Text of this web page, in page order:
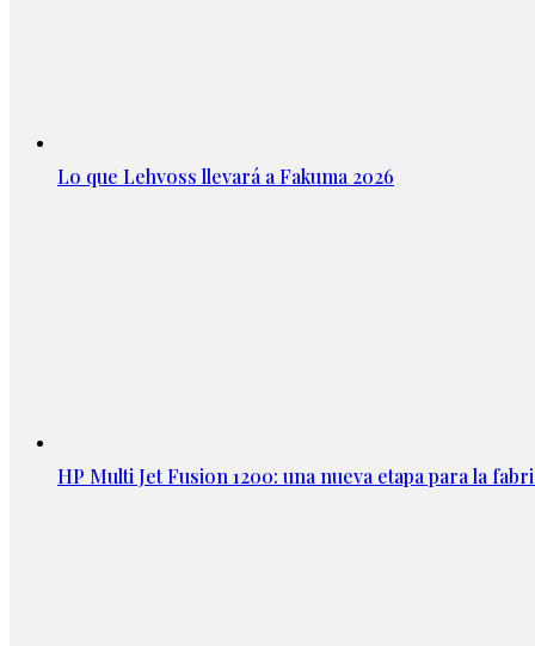
Lo que Lehvoss llevará a Fakuma 2026
HP Multi Jet Fusion 1200: una nueva etapa para la